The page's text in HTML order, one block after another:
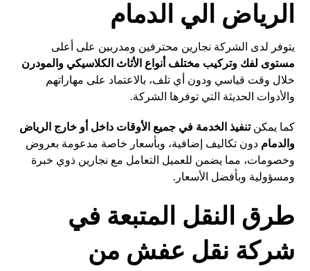
الرياض الي الدمام
يتوفر لدى الشركة نجارين محترفين ومدربين على أعلى
مستوى لفك وتركيب مختلف أنواع الأثاث الكلاسيكي والمودرن
خلال وقت قياسي ودون أي تلف، بالاعتماد على مهاراتهم
والأدوات الحديثة التي توفرها الشركة.
كما يمكنتنفيذ الخدمة في جميع الأوقات داخل أو خارج الرياض
والدمامدون تكاليف إضافية، وبأسعار خاصة مدعومة بعروض
وخصومات، مما يضمن للعميل التعامل مع نجارين ذوي خبرة
ومسؤولية وبأفضل الأسعار.
طرق النقل المتبعة في
شركة نقل عفش من